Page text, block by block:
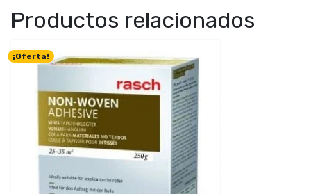
Productos relacionados
¡Oferta!